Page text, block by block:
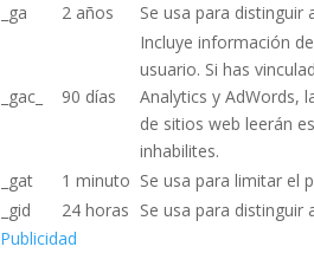
_ga
2 años Se usa para distinguir
_gac_ 90 días
Incluye información
usuario. Si has
Analytics y AdWords,
de sitios web leerán
inhabilites.
_gat
1 minuto Se usa para limitar el
_gid
24 horas Se usa para distinguir
Publicidad